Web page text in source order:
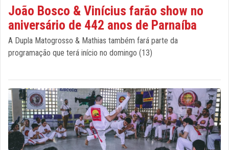
João Bosco & Vinícius farão show no
aniversário de 442 anos de Parnaíba
A Dupla Matogrosso & Mathias também fará parte da
programação que terá início no domingo (13)